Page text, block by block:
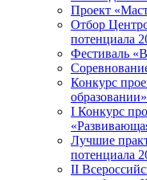
Проект
Отбор
потенциала
Фестиваль
Конкурс
образовании»
I Конкурс
Лучшие
потенциала
II